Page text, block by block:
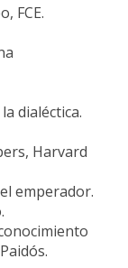
FCE.
dialéctica.
Harvard
emperador.
Paidós.